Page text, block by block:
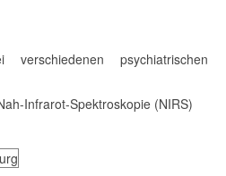
psychiatrischen
Infrarot-Spektroskopie (NIRS)